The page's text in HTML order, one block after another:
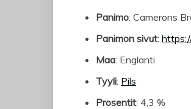
Panimo: Camerons
Panimon sivut:
Maa: Englanti
Tyyli: Pils
Prosentit: 4,3 %